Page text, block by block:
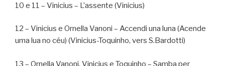
10 e 11 – Vinicius – L’assente (Vinicius)
12 – Vinicius e Ornella Vanoni – Accendi una luna (Acende
uma lua no céu) (Vinicius-Toquinho, vers S.Bardotti)
13 – Ornella Vanoni, Vinicius e Toquinho – Samba per